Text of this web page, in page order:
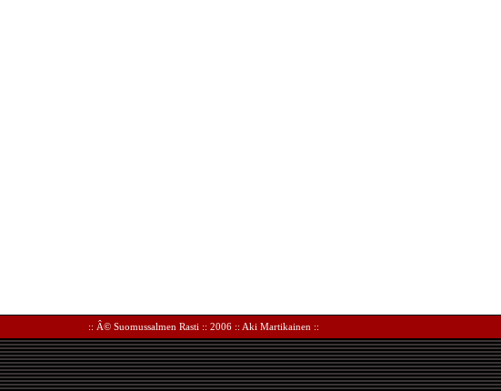
:: Â© Suomussalmen Rasti :: 2006 :: Aki Martikainen ::